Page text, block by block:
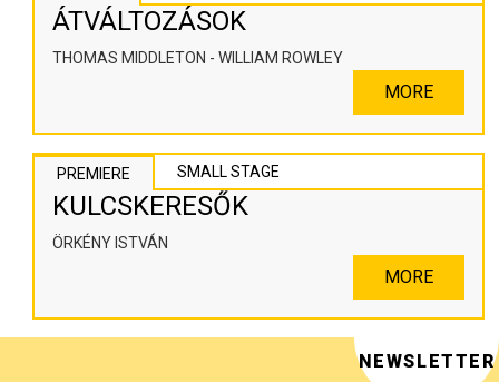
ÁTVÁLTOZÁSOK
THOMAS MIDDLETON - WILLIAM ROWLEY
MORE
PREMIERE SMALL STAGE
KULCSKERESŐK
ÖRKÉNY ISTVÁN
MORE
NEWSLETTER